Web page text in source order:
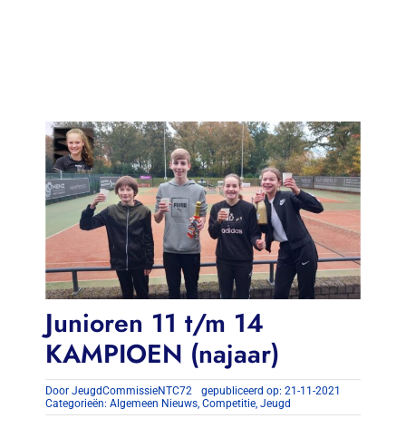
Junioren 11 t/m 14
KAMPIOEN (najaar)
Door JeugdCommissieNTC72
gepubliceerd op: 21-11-2021
Categorieën: Algemeen Nieuws, Competitie, Jeugd